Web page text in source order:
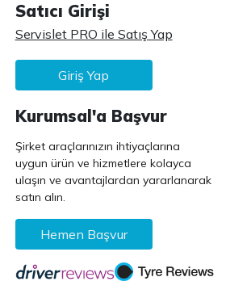
Satıcı Girişi
Servislet PRO ile Satış Yap
Giriş Yap
Kurumsal'a Başvur
Şirket araçlarınızın ihtiyaçlarına
uygun ürün ve hizmetlere kolayca
ulaşın ve avantajlardan yararlanarak
satın alın.
Hemen Başvur